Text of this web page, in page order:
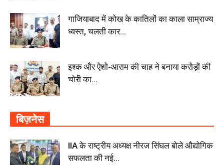
गाजियाबाद में कोख के कातिलों का काला साम्राज्य
ध्वस्त, चलती कार...
इश्क और ऐशो-आराम की चाह ने बनाया करोड़ों की
चोरी का...
बिज़नेस
IIA के राष्ट्रीय अध्यक्ष नीरज सिंघल बोले औद्योगिक
सफलता की नई...